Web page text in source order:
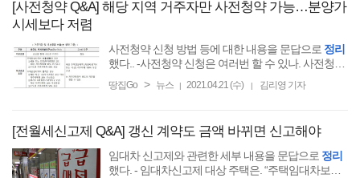
[사전청약 Q&A] 해당 지역 거주자만 사전청약 가능…분양가
시세보다 저렴
사전청약 신청 방법 등에 대한 내용을 문답으로 정리
했다.. -사전청약 신청은 여러번 할 수 있나. 사전청약
청이 가능한가.
땅집Go > 뉴스 | 2021.04.21 (수) | 김리영 기자
[전월세신고제 Q&A] 갱신 계약도 금액 바뀌면 신고해야
임대차 신고제와 관련한 세부 내용을 문답으로 정리
했다. - 임대차신고제 대상 주택은. “주택임대차보호